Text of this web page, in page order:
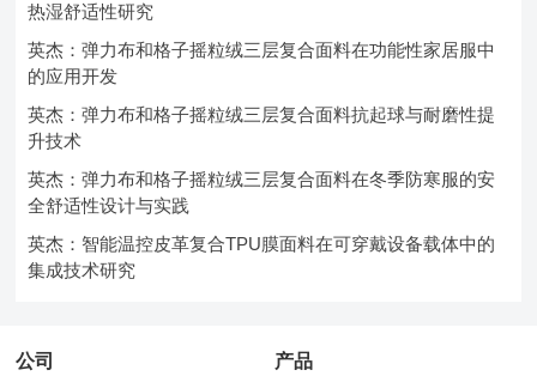
热湿舒适性研究
英杰：弹力布和格子摇粒绒三层复合面料在功能性家居服中
的应用开发
英杰：弹力布和格子摇粒绒三层复合面料抗起球与耐磨性提
升技术
英杰：弹力布和格子摇粒绒三层复合面料在冬季防寒服的安
全舒适性设计与实践
英杰：智能温控皮革复合TPU膜面料在可穿戴设备载体中的
集成技术研究
公司 产品